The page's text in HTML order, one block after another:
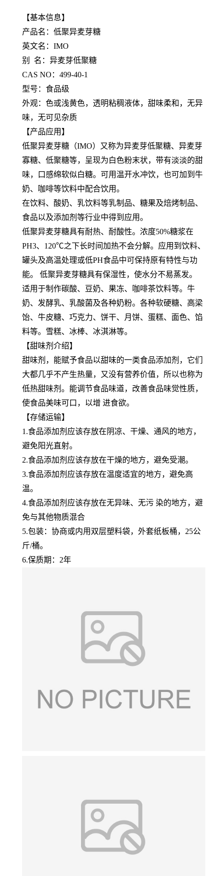
【基本信息】
产品名：低聚异麦芽糖
英文名：IMO
别 名：异麦芽低聚糖
CAS NO：499-40-1
型号：食品级
外观：色或浅黄色，透明粘稠液体，甜味柔和，无异
味，无可见杂质
【产品应用】
低聚异麦芽糖（IMO）又称为异麦芽低聚糖、异麦芽
寡糖、低聚糖等，呈现为白色粉末状，带有淡淡的甜
味，口感绵软似白糖。可用温开水冲饮，也可加到牛
奶、咖啡等饮料中配合饮用。
在饮料、酸奶、乳饮料等乳制品、糖果及焙烤制品、
食品以及添加剂等行业中得到应用。
低聚异麦芽糖具有耐热、耐酸性。浓度50%糖浆在
PH3、120℃之下长时间加热不会分解。应用到饮料、
罐头及高温处理或低PH食品中可保持原有特性与功
能。 低聚异麦芽糖具有保湿性，使水分不易蒸发。
适用于制作碳酸、豆奶、果冻、咖啡茶饮料等。牛
奶、发酵乳、乳酸菌及各种奶粉。各种软硬糖、高梁
饴、牛皮糖、巧克力、饼干、月饼、蛋糕、面色、馅
料等。雪糕、冰棒、冰淇淋等。
【甜味剂介绍】
甜味剂，能赋予食品以甜味的一类食品添加剂，它们
大都几乎不产生热量，又没有营养价值，所以也称为
低热甜味剂。能调节食品味道，改善食品味觉性质，
使食品美味可口，以增 进食欲。
【存储运输】
1.食品添加剂应该存放在阴凉、干燥、通风的地方，
避免阳光直射。
2.食品添加剂应该存放在干燥的地方，避免受潮。
3.食品添加剂应该存放在温度适宜的地方，避免高
温。
4.食品添加剂应该存放在无异味、无污 染的地方，避
免与其他物质混合
5.包装：协商或内用双层塑料袋，外套纸板桶，25公
斤/桶。
6.保质期：2年